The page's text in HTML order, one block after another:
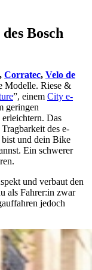
Bosch
, Corratec, Velo de
Modelle. Riese &
”, einem City e-
geringen
Das
des e-
und dein Bike
Ein schwerer
und verbaut den
als Fahrer:in zwar
jedoch